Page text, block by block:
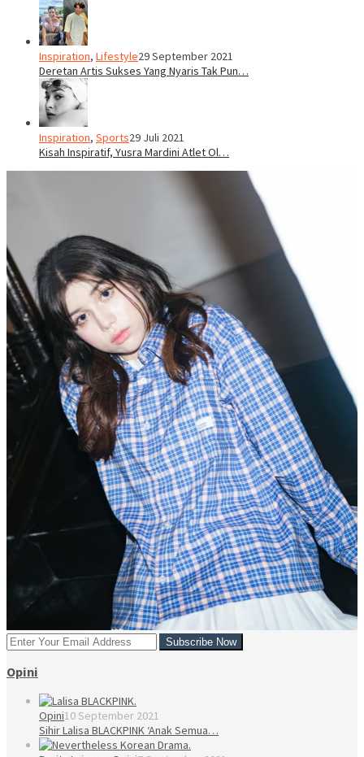
Inspiration, Lifestyle29 September 2021
Deretan Artis Sukses Yang Nyaris Tak Pun…
Inspiration, Sports29 Juli 2021
Kisah Inspiratif, Yusra Mardini Atlet Ol…
Opini
Opini10 September 2021
Sihir Lalisa BLACKPINK ‘Anak Semua…